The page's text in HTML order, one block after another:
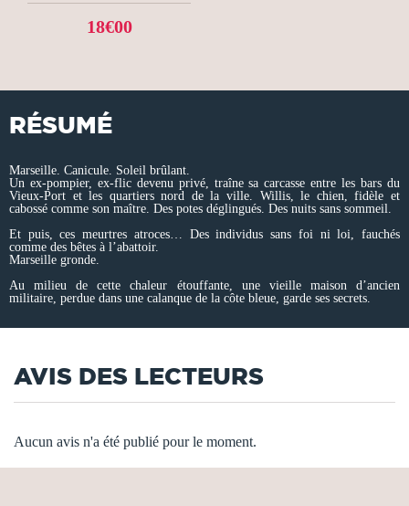
18€00
RÉSUMÉ
Marseille. Canicule. Soleil brûlant.
Un ex-pompier, ex-flic devenu privé, traîne sa carcasse entre les bars du
Vieux-Port et les quartiers nord de la ville. Willis, le chien, fidèle et
cabossé comme son maître. Des potes déglingués. Des nuits sans sommeil.
Et puis, ces meurtres atroces… Des individus sans foi ni loi, fauchés
comme des bêtes à l’abattoir.
Marseille gronde.
Au milieu de cette chaleur étouffante, une vieille maison d’ancien
militaire, perdue dans une calanque de la côte bleue, garde ses secrets.
AVIS DES LECTEURS
Aucun avis n'a été publié pour le moment.